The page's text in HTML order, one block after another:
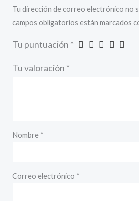
Tu dirección de correo electrónico no
campos obligatorios están marcados
Tu puntuación *
Tu valoración *
Nombre *
Correo electrónico *